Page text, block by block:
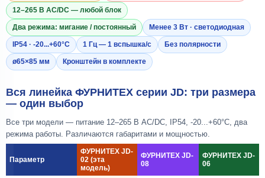
12–265 В AC/DC — любой блок
Два режима: мигание / постоянный Менее 3 Вт · светодиодная
IP54 · -20...+60°C 1 Гц — 1 вспышка/с Без полярности
ø65×85 мм Кронштейн в комплекте
Вся линейка ФУРНИТЕХ серии JD: три размера
— один выбор
Все три модели — питание 12–265 В AC/DC, IP54, -20...+60°C, два
режима работы. Различаются габаритами и мощностью.
Параметр
ФУРНИТЕХ JD-
02 (эта
модель)
ФУРНИТЕХ JD-
08
ФУРНИТЕХ JD-
06